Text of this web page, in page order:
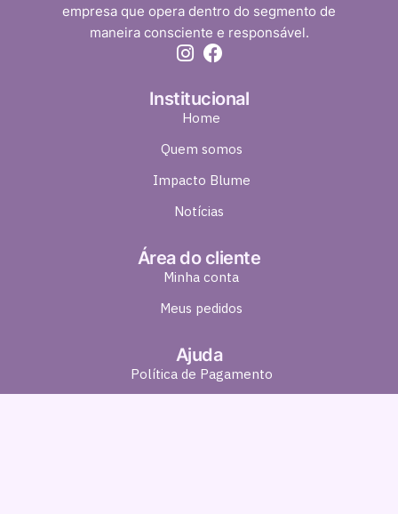
empresa que opera dentro do segmento de
maneira consciente e responsável.
Institucional
Home
Quem somos
Impacto Blume
Notícias
Área do cliente
Minha conta
Meus pedidos
Ajuda
Política de Pagamento